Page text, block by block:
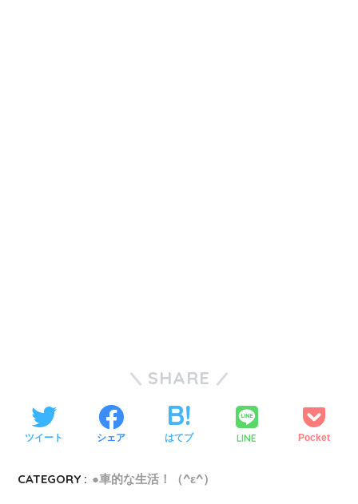
SHARE
ツイート シェア はてブ LINE Pocket
CATEGORY : ●車的な生活！（^ε^）